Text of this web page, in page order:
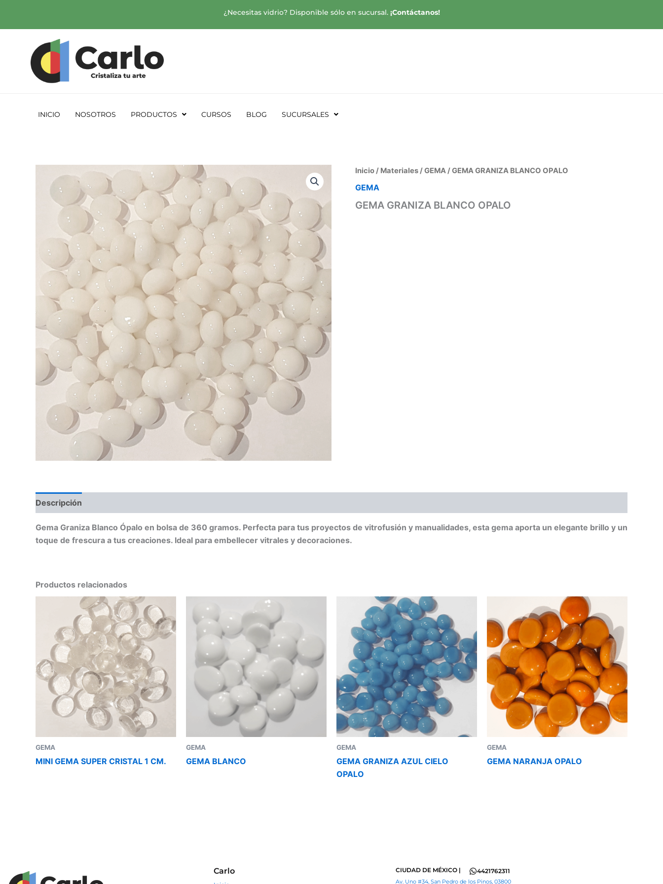
contenido
¿Necesitas vidrio? Disponible sólo en sucursal. ¡Contáctanos!
INICIO NOSOTROS PRODUCTOS CURSOS BLOG SUCURSALES
Inicio / Materiales /GEMA / GEMA GRANIZA BLANCO OPALO
GEMA
GEMA GRANIZA BLANCO OPALO
Descripción
Gema Graniza Blanco Ópalo en bolsa de 360 gramos. Perfecta para tus proyectos de vitrofusión y manualidades, esta gema aporta un elegante brillo y un
toque de frescura a tus creaciones. Ideal para embellecer vitrales y decoraciones.
Productos relacionados
GEMA
MINI GEMA SUPER CRISTAL 1 CM.
GEMA
GEMA BLANCO
GEMA
GEMA GRANIZA AZUL CIELO
OPALO
GEMA
GEMA NARANJA OPALO
Carlo CIUDAD DE MÉXICO | 4421762311
Av. Uno #34, San Pedro de los Pinos, 03800